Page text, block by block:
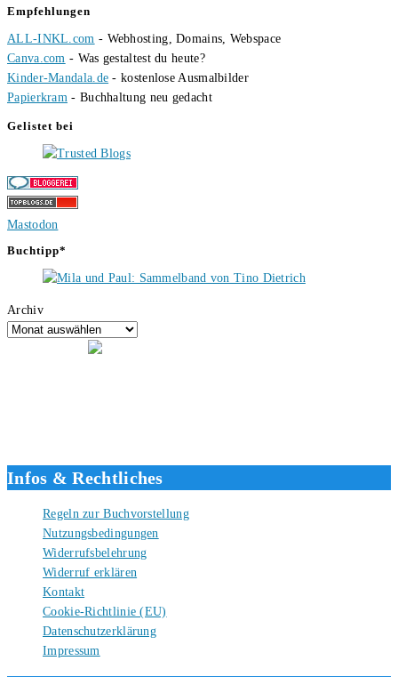
Empfehlungen
ALL-INKL.com - Webhosting, Domains, Webspace
Canva.com - Was gestaltest du heute?
Kinder-Mandala.de - kostenlose Ausmalbilder
Papierkram - Buchhaltung neu gedacht
Gelistet bei
Mastodon
Buchtipp*
Archiv
Infos & Rechtliches
Regeln zur Buchvorstellung
Nutzungsbedingungen
Widerrufsbelehrung
Widerruf erklären
Kontakt
Cookie-Richtlinie (EU)
Datenschutzerklärung
Impressum